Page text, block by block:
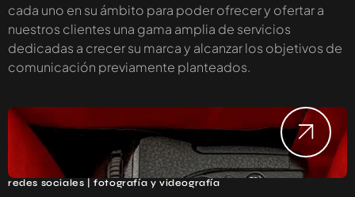
cada uno en su ámbito para poder ofrecer y ofertar a
nuestros clientes una gama amplia de servicios
dedicadas a crecer su marca y alcanzar los objetivos de
comunicación previamente planteados.
redes sociales | fotografía y videografía